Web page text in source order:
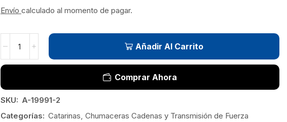
Envío calculado al momento de pagar.
Añadir Al Carrito
Comprar Ahora
SKU: A-19991-2
Categorías: Catarinas, Chumaceras Cadenas y Transmisión de Fuerza